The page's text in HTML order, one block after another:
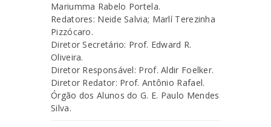
Mariumma Rabelo Portela.
Redatores: Neide Salvia; Marlí Terezinha
Pizzócaro.
Diretor Secretário: Prof. Edward R.
Oliveira.
Diretor Responsável: Prof. Aldir Foelker.
Diretor Redator: Prof. Antônio Rafael.
Órgão dos Alunos do G. E. Paulo Mendes
Silva.